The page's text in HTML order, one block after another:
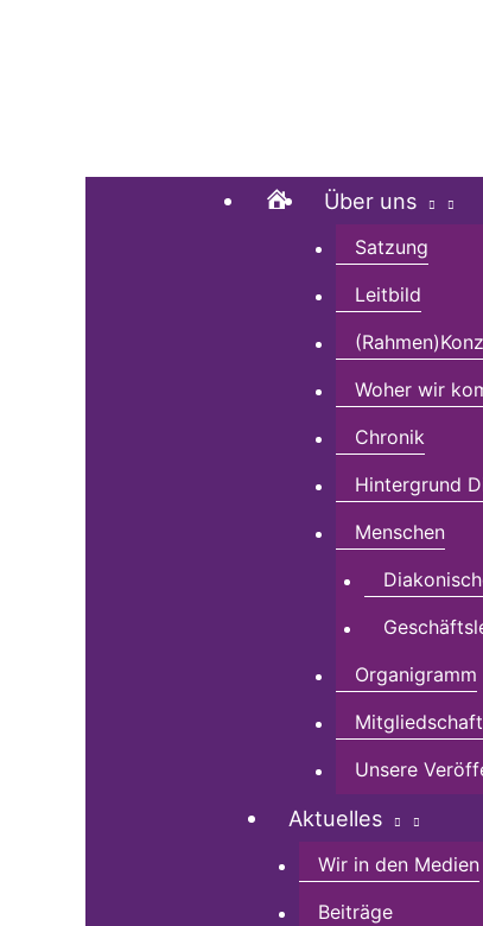
HomeÜber uns
Satzung
Leitbild
Woher wir
Chronik
Hintergrund
Menschen
Organigramm
Unsere
Aktuelles
Wir in den Medien
Beiträge